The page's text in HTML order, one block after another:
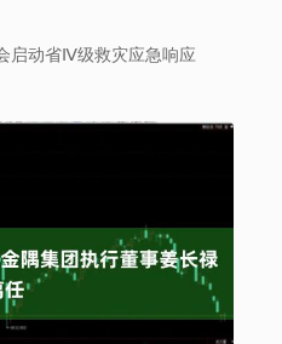
启动省Ⅳ级救灾应急响应